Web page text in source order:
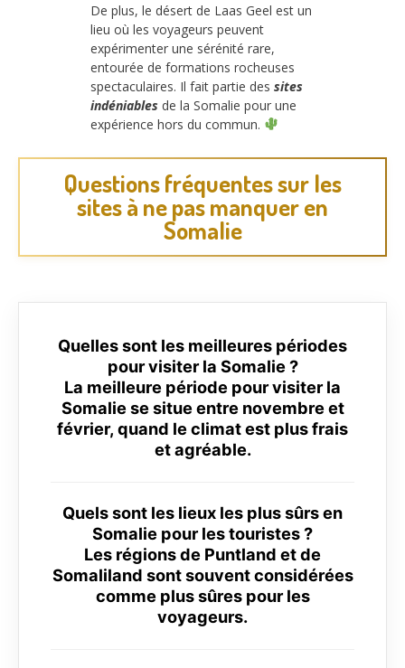
De plus, le désert de Laas Geel est un
lieu où les voyageurs peuvent
expérimenter une sérénité rare,
entourée de formations rocheuses
spectaculaires. Il fait partie des sites
indéniables de la Somalie pour une
expérience hors du commun.
Questions fréquentes sur les
sites à ne pas manquer en
Somalie
Quelles sont les meilleures périodes
pour visiter la Somalie ?
La meilleure période pour visiter la
Somalie se situe entre novembre et
février, quand le climat est plus frais
et agréable.
Quels sont les lieux les plus sûrs en
Somalie pour les touristes ?
Les régions de Puntland et de
Somaliland sont souvent considérées
comme plus sûres pour les
voyageurs.